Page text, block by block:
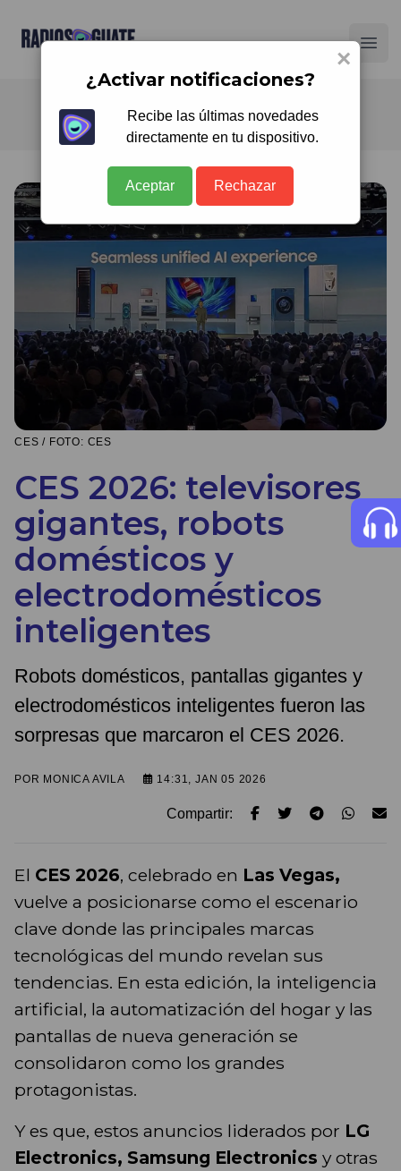
Radios Guate
CES / FOTO: CES
CES 2026: televisores
gigantes, robots
domésticos y
electrodomésticos
inteligentes
Robots domésticos, pantallas gigantes y
electrodomésticos inteligentes fueron las
sorpresas que marcaron el CES 2026.
POR MONICA AVILA 14:31, JAN 05 2026
Compartir:
El CES 2026, celebrado en Las Vegas,
vuelve a posicionarse como el escenario
clave donde las principales marcas
tecnológicas del mundo revelan sus
tendencias. En esta edición, la inteligencia
artificial, la automatización del hogar y las
pantallas de nueva generación se
consolidaron como los grandes
protagonistas.
Y es que, estos anuncios liderados por LG
Electronics, Samsung Electronics y otras
×
¿Activar notificaciones?
Recibe las últimas novedades
directamente en tu dispositivo.
Aceptar Rechazar